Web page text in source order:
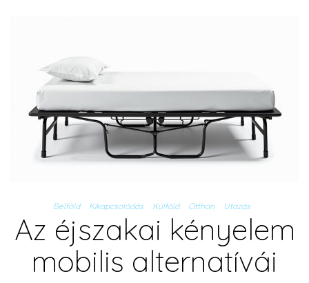
Belföld Kikapcsolódás Külföld Otthon Utazás
Az éjszakai kényelem
mobilis alternatívái